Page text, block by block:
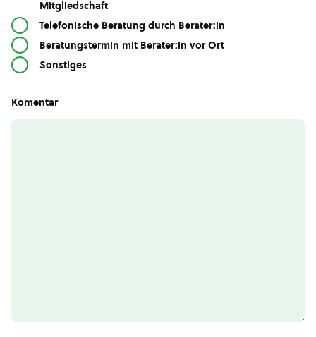
Mitgliedschaft
Telefonische Beratung durch Berater:in
Beratungstermin mit Berater:in vor Ort
Sonstiges
Komentar